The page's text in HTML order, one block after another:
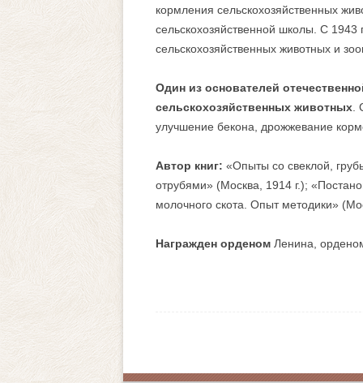
кормления сельскохозяйственных
сельскохозяйственной школы. С
сельскохозяйственных животных и
Один из основателей
сельскохозяйственных животных
улучшение бекона, дрожжевание
Автор книг: «Опыты со свеклой,
отрубями» (Москва, 1914 г.);
молочного скота. Опыт методики»
Награжден орденом Ленина,